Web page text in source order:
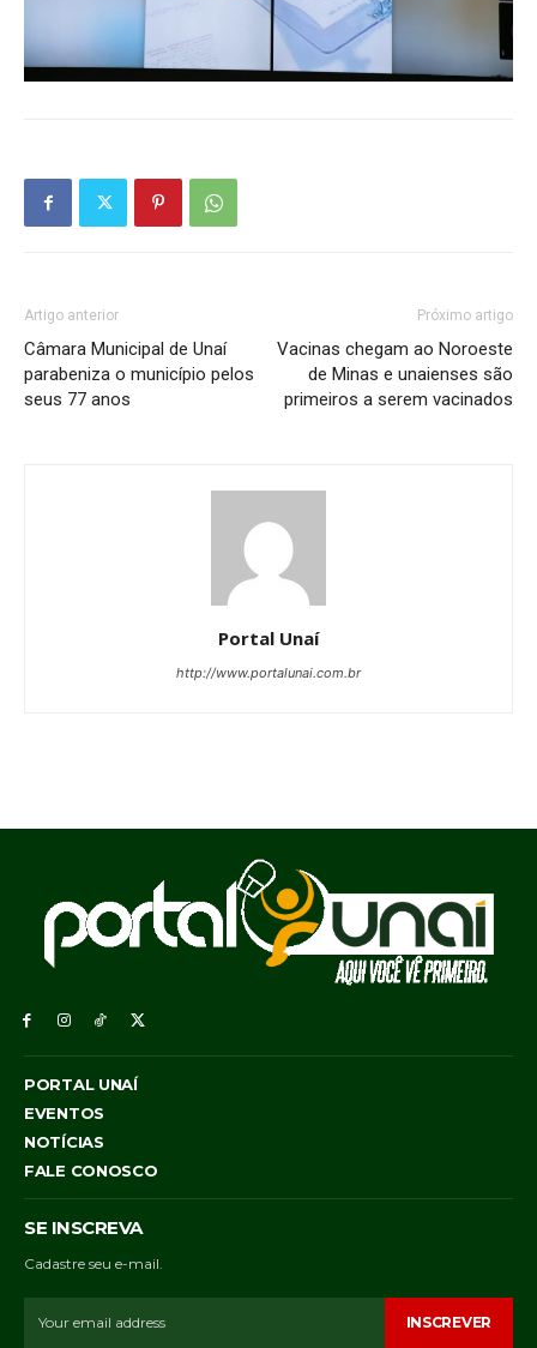
Artigo anterior
Câmara Municipal de Unaí
parabeniza o município pelos
seus 77 anos
Próximo artigo
Vacinas chegam ao Noroeste
de Minas e unaienses são
primeiros a serem vacinados
Portal Unaí
http://www.portalunai.com.br
PORTAL UNAÍ
EVENTOS
NOTÍCIAS
FALE CONOSCO
SE INSCREVA
Cadastre seu e-mail.
INSCREVER